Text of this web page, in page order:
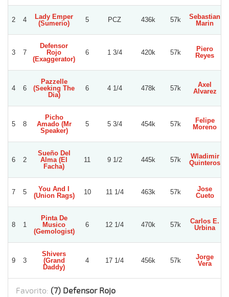
2 4
Lady Emper
(Sumerio)
5 PCZ 436k 57k
Sebastian
Marin
3 7
Defensor
Rojo
(Exaggerator)
6 1 3/4 420k 57k
Piero
Reyes
4 6
Pazzelle
(Seeking The
Dia)
6 4 1/4 478k 57k
Axel
Alvarez
5 8
Picho
Amado (Mr
Speaker)
5 5 3/4 454k 57k
Felipe
Moreno
6 2
Sueño Del
Alma (El
Facha)
11 9 1/2 445k 57k
Wladimir
Quinteros
7 5
You And I
(Union Rags)
10 11 1/4 463k 57k
Jose
Cueto
8 1
Pinta De
Musico
(Gemologist)
6 12 1/4 470k 57k
Carlos E.
Urbina
9 3
Shivers
(Grand
Daddy)
4 17 1/4 456k 57k
Jorge
Vera
Favorito: (7) Defensor Rojo